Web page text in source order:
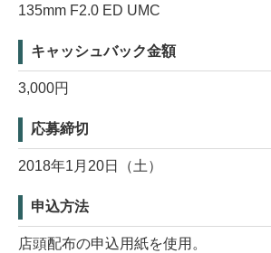
135mm F2.0 ED UMC
キャッシュバック金額
3,000円
応募締切
2018年1月20日（土）
申込方法
店頭配布の申込用紙を使用。